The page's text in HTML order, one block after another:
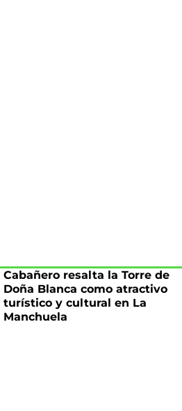
Cabañero resalta la Torre de
Doña Blanca como atractivo
turístico y cultural en La
Manchuela